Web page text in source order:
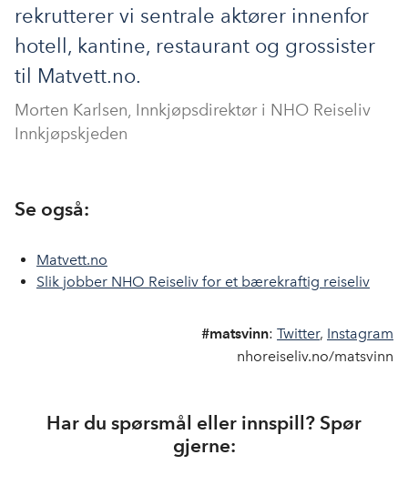
rekrutterer vi sentrale aktører innenfor
hotell, kantine, restaurant og grossister
til Matvett.no.
Morten Karlsen, Innkjøpsdirektør i NHO Reiseliv
Innkjøpskjeden
Se også:
Matvett.no
Slik jobber NHO Reiseliv for et bærekraftig reiseliv
#matsvinn: Twitter, Instagram
nhoreiseliv.no/matsvinn
Har du spørsmål eller innspill? Spør
gjerne: